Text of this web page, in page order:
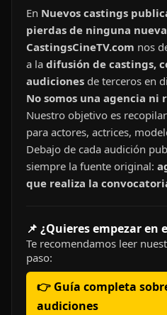
En Nuevos castings
pierdas de ninguna
CastingsCineTV.com nos
a la difusión de castings,
audiciones de terceros en
No somos una agencia
Nuestro objetivo es
para actores, actrices,
Debajo de cada audición
siempre la fuente original:
que realiza la
📌 ¿Quieres empezar
Te recomendamos leer
paso:
👉 Guía completa
audiciones